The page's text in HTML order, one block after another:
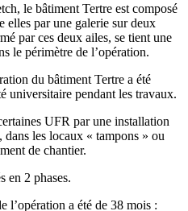
le bâtiment Tertre est composé
elles par une galerie sur deux
par ces deux ailes, se tient une
le périmètre de l’opération.
du bâtiment Tertre a été
universitaire pendant les travaux.
UFR par une installation
les locaux « tampons » ou
de chantier.
en 2 phases.
l’opération a été de 38 mois :